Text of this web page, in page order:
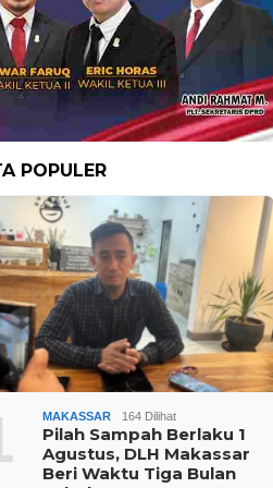
POPULER
MAKASSAR 164 Dilihat
Pilah Sampah Berlaku 1
Agustus, DLH Makassar
Beri Waktu Tiga Bulan